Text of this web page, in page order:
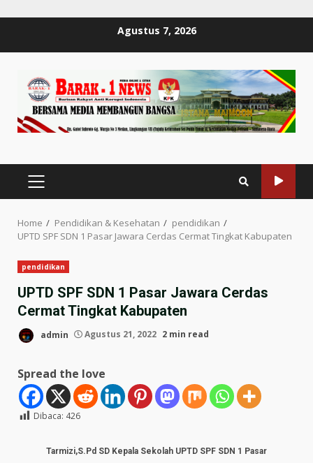
Agustus 7, 2026
PRIMARY
MENU
Home Pendidikan & Kesehatan
pendidikan
UPTD SPF SDN 1 Pasar Jawara Cerdas Cermat Tingkat Kabupaten
pendidikan
UPTD SPF SDN 1 Pasar Jawara Cerdas
Cermat Tingkat Kabupaten
admin Agustus 21, 2022 2 min read
Spread the love
Dibaca: 426
Tarmizi,S.Pd SD Kepala Sekolah UPTD SPF SDN 1 Pasar